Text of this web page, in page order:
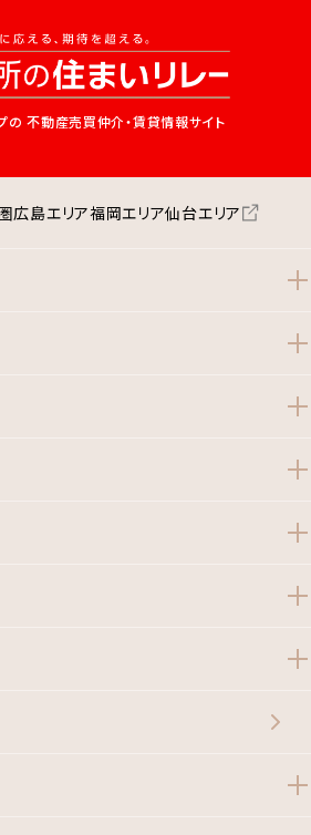
の 不動産売買仲介・賃貸情報サイト
広島エリア福岡エリア仙台エリア